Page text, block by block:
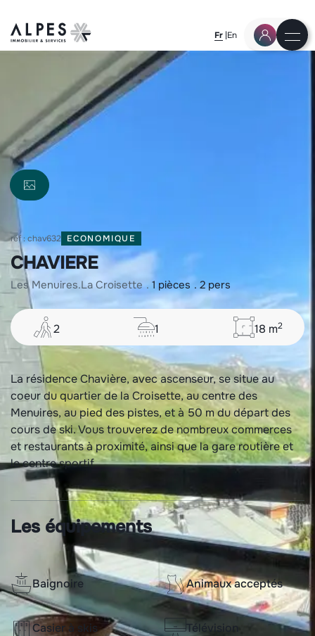
Fr En
réf : chav632 ECONOMIQUE
CHAVIERE
les menuires la croisette 1 pièces 2 pers
2 1 18 m2
La résidence Chavière, avec ascenseur, se situe au
coeur du quartier de la Croisette, au centre des
Menuires, au pied des pistes, et à 50 m du départ des
cours de ski. Vous trouverez de nombreux commerces
et restaurants à proximité, ainsi que la gare routière et
le centre sportif.
Les équipements
Baignoire Animaux acceptés
Casier à skis Télévision